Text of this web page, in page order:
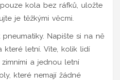
kola bez ráfků, uložte
je těžkými věcmi.
Napište si na ně
které letní. Víte, kolik lidí
a jednou letní
které nemají žádné